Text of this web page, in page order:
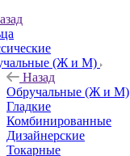
(Ж и М)
Назад
Обручальные (Ж и М)
Гладкие
Комбинированные
Дизайнерские
Токарные